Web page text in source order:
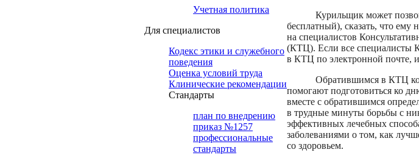
Учетная политика
Для специалистов
Кодекс этики и служебного
поведения
Оценка условий труда
Клинические рекомендации
Cтандарты
план по внедрению
приказ №1257
профессиональные
стандарты
Курильщик может
бесплатный), сказать, что ему
на специалистов
(КТЦ). Если все специалисты
в КТЦ по электронной почте,
Обратившимся в КТЦ
помогают подготовиться ко
вместе с обратившимся
в трудные минуты борьбы с
эффективных лечебных
заболеваниями о том, как
со здоровьем.